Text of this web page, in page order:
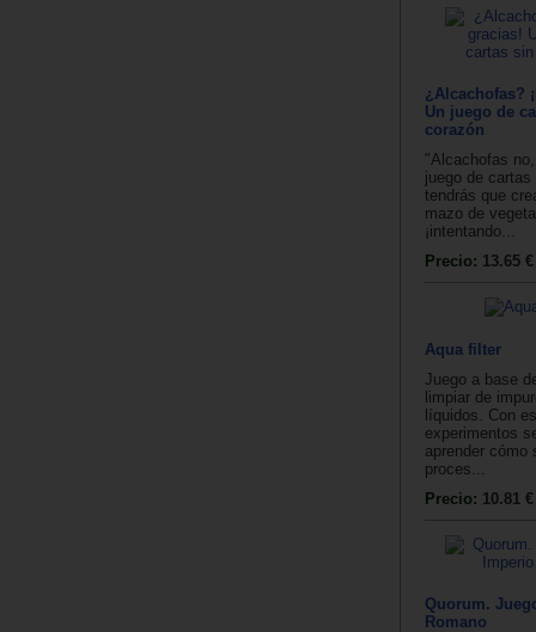
¿Alcachofas?
Un juego de
corazón
"Alcachofas
juego de cartas
tendrás que
mazo de
¡intentando...
Precio: 13.65 €
Aqua filter
Juego a base
limpiar de
líquidos. Con
experimentos
aprender cómo
proces...
Precio: 10.81 €
Quorum.
Romano